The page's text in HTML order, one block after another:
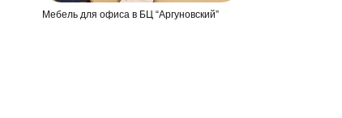
Мебель для офиса в БЦ “Аргуновский”